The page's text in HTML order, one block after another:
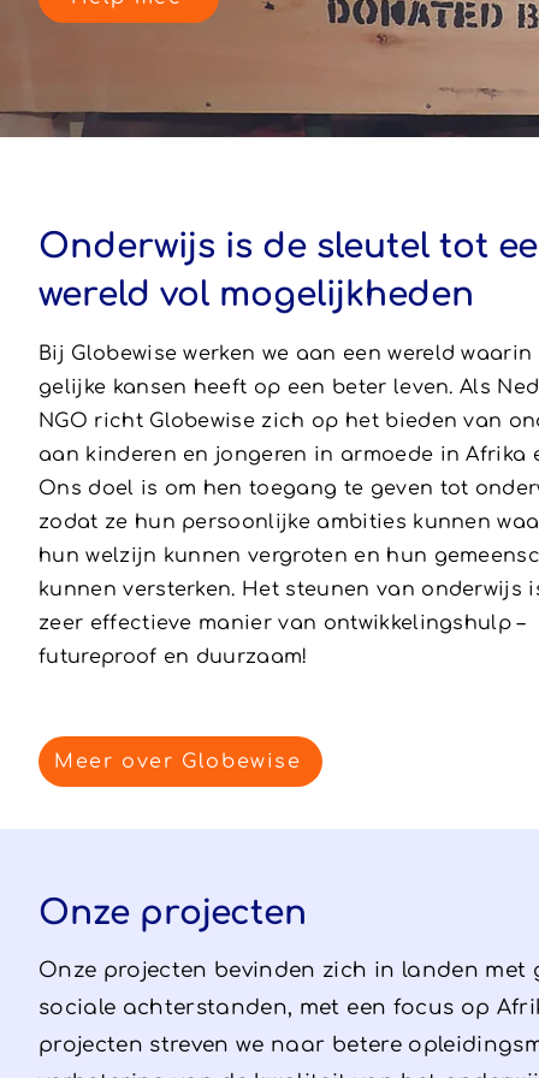
Onderwijs is de sleutel tot
wereld vol mogelijkheden
Bij Globewise werken we aan een wereld
gelijke kansen heeft op een beter leven. Als
NGO richt Globewise zich op het bieden van
aan kinderen en jongeren in armoede in Afrika
Ons doel is om hen toegang te geven tot
zodat ze hun persoonlijke ambities kunnen
hun welzijn kunnen vergroten en hun
kunnen versterken. Het steunen van onderwijs
zeer effectieve manier van ontwikkelingshulp –
futureproof en duurzaam!
Meer over Globewise
Onze projecten
Onze projecten bevinden zich in landen met
sociale achterstanden, met een focus op
projecten streven we naar betere